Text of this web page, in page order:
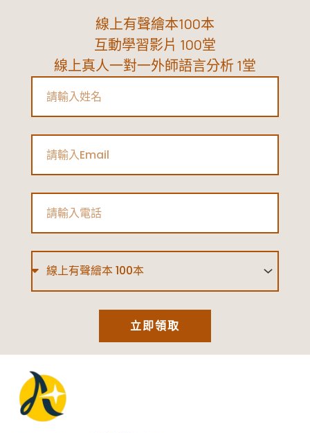
線上有聲繪本100本
互動學習影片 100堂
線上真人一對一外師語言分析 1堂
立即領取